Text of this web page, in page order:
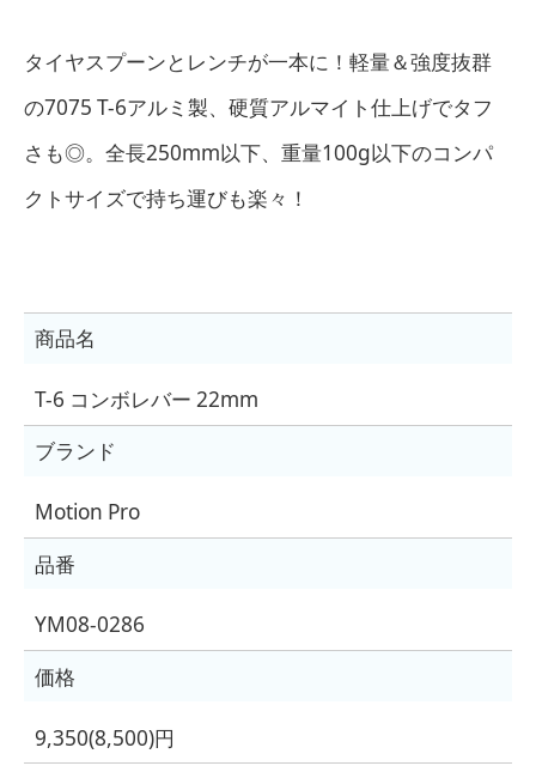
タイヤスプーンとレンチが一本に！軽量＆強度抜群
の7075 T-6アルミ製、硬質アルマイト仕上げでタフ
さも◎。全長250mm以下、重量100g以下のコンパ
クトサイズで持ち運びも楽々！
商品名
T-6 コンボレバー 22mm
ブランド
Motion Pro
品番
YM08-0286
価格
9,350(8,500)円